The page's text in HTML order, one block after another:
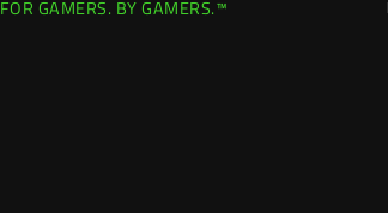
FOR GAMERS. BY GAMERS.™